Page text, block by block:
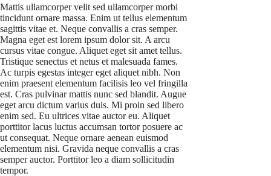
Mattis ullamcorper velit sed ullamcorper morbi
tincidunt ornare massa. Enim ut tellus elementum
sagittis vitae et. Neque convallis a cras semper.
Magna eget est lorem ipsum dolor sit. A arcu
cursus vitae congue. Aliquet eget sit amet tellus.
Tristique senectus et netus et malesuada fames.
Ac turpis egestas integer eget aliquet nibh. Non
enim praesent elementum facilisis leo vel fringilla
est. Cras pulvinar mattis nunc sed blandit. Augue
eget arcu dictum varius duis. Mi proin sed libero
enim sed. Eu ultrices vitae auctor eu. Aliquet
porttitor lacus luctus accumsan tortor posuere ac
ut consequat. Neque ornare aenean euismod
elementum nisi. Gravida neque convallis a cras
semper auctor. Porttitor leo a diam sollicitudin
tempor.